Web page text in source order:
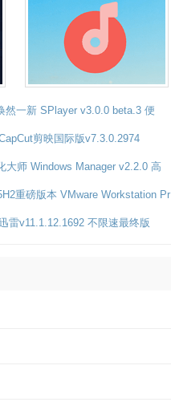
然一新 SPlayer v3.0.0 beta.3 便
剪映国际版v7.3.0.2974
大师 Windows Manager v2.2.0 高
重磅版本 VMware Workstation Pr
雷v11.1.12.1692 不限速最终版